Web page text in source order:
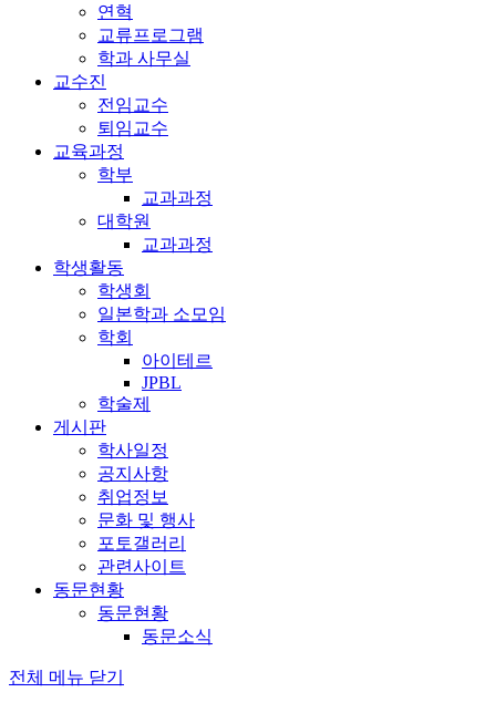
연혁
교류프로그램
학과 사무실
교수진
전임교수
퇴임교수
교육과정
학부
교과과정
대학원
교과과정
학생활동
학생회
일본학과 소모임
학회
아이테르
JPBL
학술제
게시판
학사일정
공지사항
취업정보
문화 및 행사
포토갤러리
관련사이트
동문현황
동문현황
동문소식
전체 메뉴 닫기